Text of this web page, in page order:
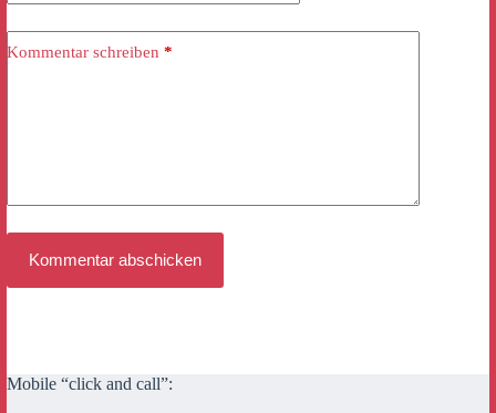
Kommentar schreiben *
Kommentar abschicken
Mobile “click and call”: